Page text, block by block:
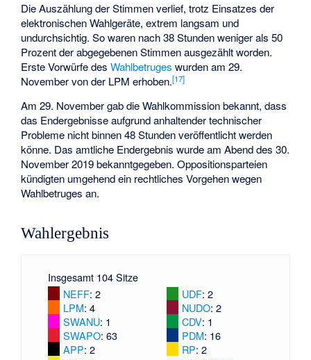
Die Auszählung der Stimmen verlief, trotz Einsatzes der
elektronischen Wahlgeräte, extrem langsam und
undurchsichtig. So waren nach 38 Stunden weniger als 50
Prozent der abgegebenen Stimmen ausgezählt worden.
Erste Vorwürfe desWahlbetruges wurden am 29.
November von der LPM erhoben.[17]
Am 29. November gab die Wahlkommission bekannt, dass
das Endergebnisse aufgrund anhaltender technischer
Probleme nicht binnen 48 Stunden veröffentlicht werden
könne. Das amtliche Endergebnis wurde am Abend des 30.
November 2019 bekanntgegeben. Oppositionsparteien
kündigten umgehend ein rechtliches Vorgehen wegen
Wahlbetruges an.
Wahlergebnis
Insgesamt 104 Sitze
NEFF: 2
LPM: 4
SWANU: 1
SWAPO: 63
APP: 2
UDF: 2
NUDO: 2
CDV: 1
PDM: 16
RP: 2